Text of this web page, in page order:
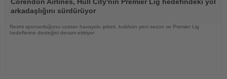
arkadaşlığını sürdürüyor
Resmi sponsorluğunu uzatan havayolu şirketi, kulübün yeni sezon ve Premier Lig
hedeflerine desteğini devam ettiriyor